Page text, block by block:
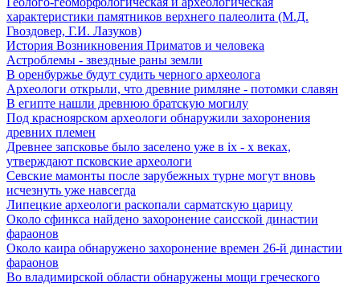
характеристики памятников верхнего палеолита (М.Д.
Гвоздовер, Г.И. Лазуков)
История Возникновения Приматов и человека
Астроблемы - звездные раны земли
В оренбуржье будут судить черного археолога
Археологи открыли, что древние римляне - потомки славян
В египте нашли древнюю братскую могилу
Под красноярском археологи обнаружили захоронения
древних племен
Древнее запсковье было заселено уже в ix - x веках,
утверждают псковские археологи
Севские мамонты после зарубежных турне могут вновь
исчезнуть уже навсегда
Липецкие археологи раскопали сарматскую царицу
Около сфинкса найдено захоронение саисской династии
фараонов
Около каира обнаружено захоронение времен 26-й династии
фараонов
Во владимирской области обнаружены мощи греческого